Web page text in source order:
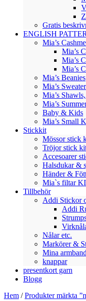
Gratis
ENGLISH
Mia’s
Mia’s
Mia’s
Mia’s
Mia’s Beanies
Mia’s
Mia’s
Mia’s
Baby & Kids
Mia’s Small
Stickkit
Mössor stick
Tröjor stick
Accesoarer
Halsdukar &
Händer &
Mia`s filtar
Tillbehör
Addi Stickor
Addi
Nålar etc.
Markörer &
Mina armband
knappar
presentkort garn
Blogg
Hem /Produkter märkta